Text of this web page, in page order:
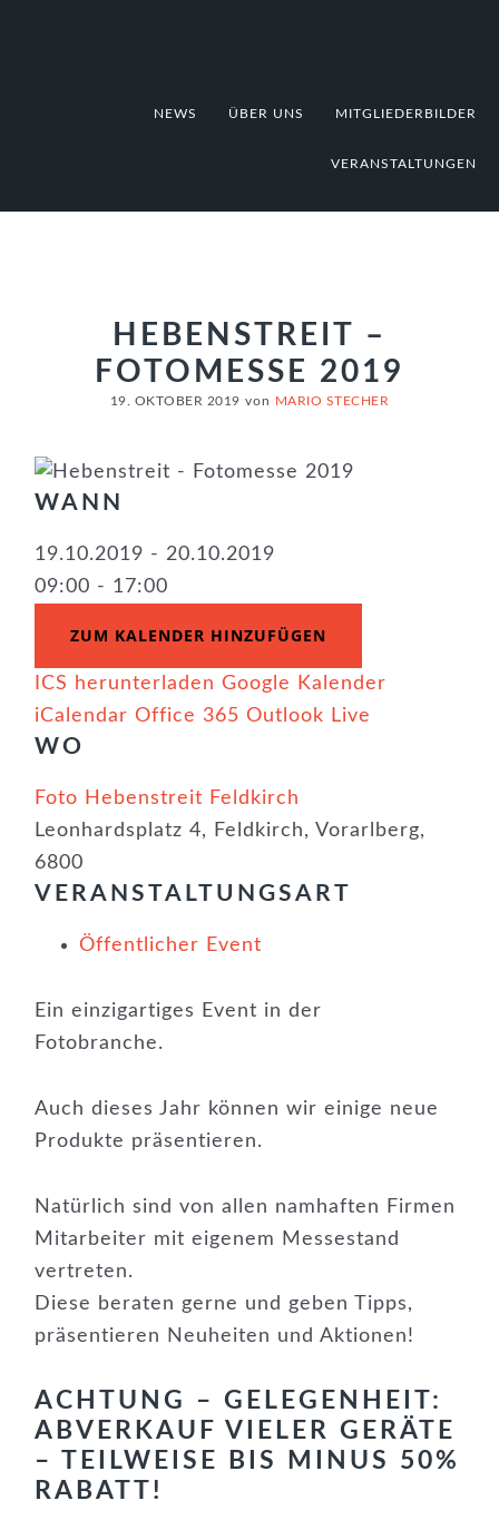
NEWS ÜBER UNS MITGLIEDERBILDER
VERANSTALTUNGEN
HEBENSTREIT –
FOTOMESSE 2019
19. OKTOBER 2019 von MARIO STECHER
WANN
19.10.2019 - 20.10.2019
09:00 - 17:00
ZUM KALENDER HINZUFÜGEN
ICS herunterladen Google Kalender
iCalendar Office 365 Outlook Live
WO
Foto Hebenstreit Feldkirch
Leonhardsplatz 4, Feldkirch, Vorarlberg,
6800
VERANSTALTUNGSART
Öffentlicher Event
Ein einzigartiges Event in der
Fotobranche.
Auch dieses Jahr können wir einige neue
Produkte präsentieren.
Natürlich sind von allen namhaften Firmen
Mitarbeiter mit eigenem Messestand
vertreten.
Diese beraten gerne und geben Tipps,
präsentieren Neuheiten und Aktionen!
ACHTUNG – GELEGENHEIT:
ABVERKAUF VIELER GERÄTE
– TEILWEISE BIS MINUS 50%
RABATT!